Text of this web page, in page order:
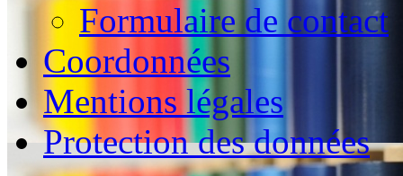
Formulaire de contact
Coordonnées
Mentions légales
Protection des données